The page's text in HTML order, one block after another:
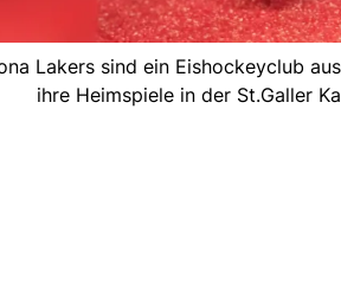
Lakers sind ein Eishockeyclub
ihre Heimspiele in der St.Galler